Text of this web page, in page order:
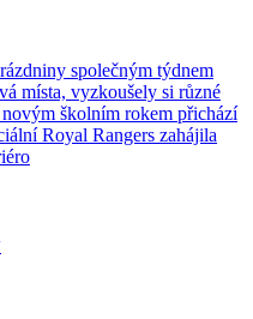
společným týdnem
místa, vyzkoušely si různé
školním rokem přichází
Royal Rangers zahájila